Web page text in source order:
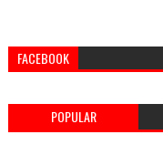
FACEBOOK
POPULAR